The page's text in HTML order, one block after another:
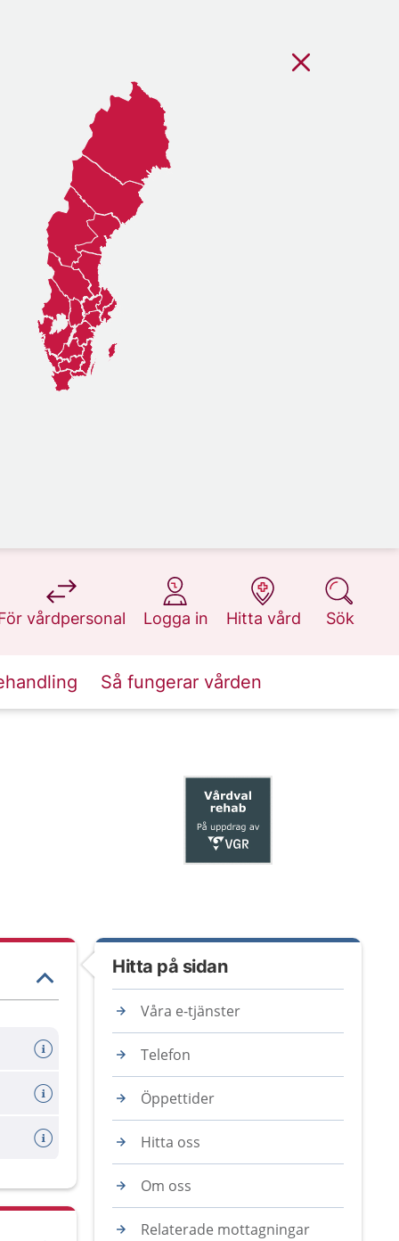
vårdpersonal
på 1177.se
Logga in
på 1177.se
Hitta vård
på 1177.se
Sök
på 1177.se
Så fungerar vården
Hitta på sidan
Våra e-tjänster
Telefon
Öppettider
Hitta oss
Om oss
Relaterade mottagningar